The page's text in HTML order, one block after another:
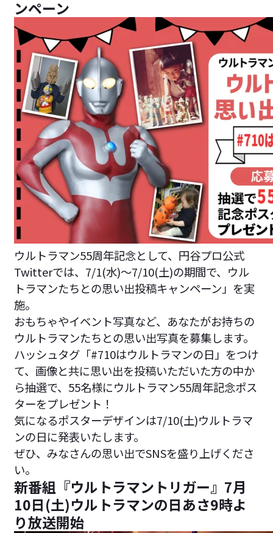
ンペーン
ウルトラマン55周年記念として、円谷プロ公式
Twitterでは、7/1(水)～7/10(土)の期間で、ウル
トラマンたちとの思い出投稿キャンペーン」を実
施。
おもちゃやイベント写真など、あなたがお持ちの
ウルトラマンたちとの思い出写真を募集します。
ハッシュタグ「#710はウルトラマンの日」をつけ
て、画像と共に思い出を投稿いただいた方の中か
ら抽選で、55名様にウルトラマン55周年記念ポス
ターをプレゼント！
気になるポスターデザインは7/10(土)ウルトラマ
ンの日に発表いたします。
ぜひ、みなさんの思い出でSNSを盛り上げくださ
い。
新番組『ウルトラマントリガー』7月
10日(土)ウルトラマンの日あさ9時よ
り放送開始